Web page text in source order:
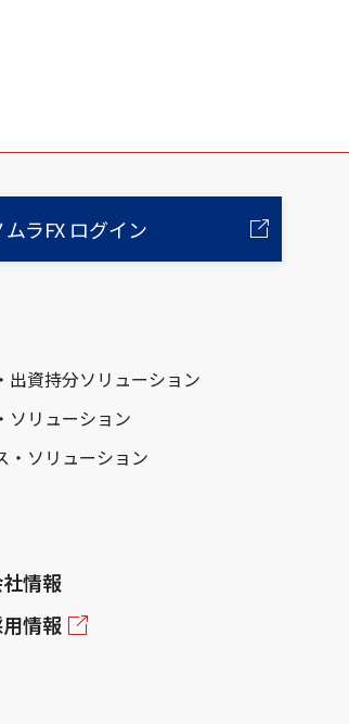
ムラFX ログイン
出資持分ソリューション
ソリューション
・ソリューション
情報
情報